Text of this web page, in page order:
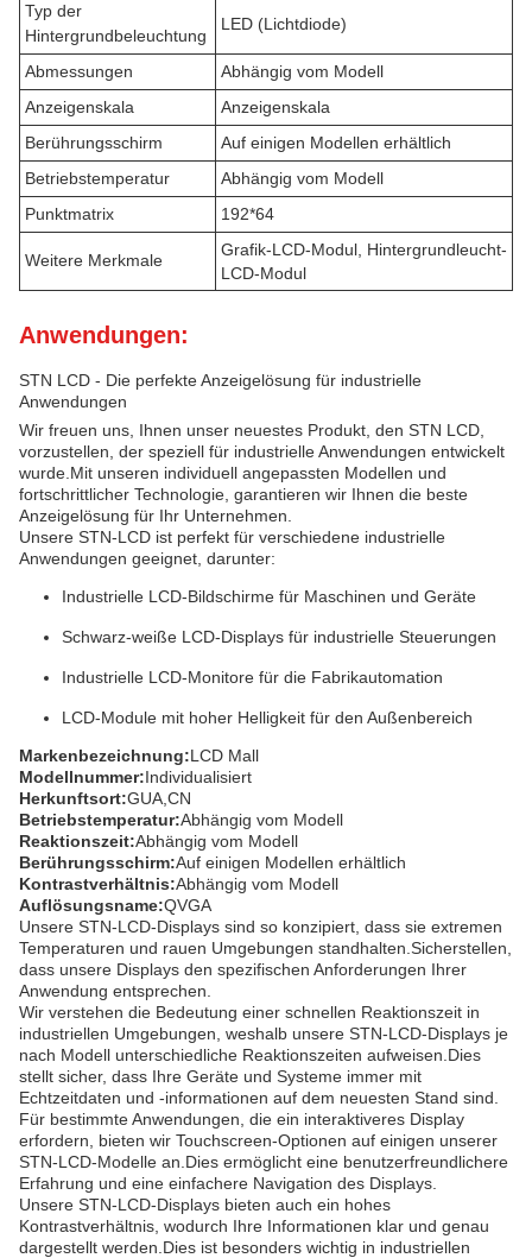
Typ der
Hintergrundbeleuchtung
LED (Lichtdiode)
Abmessungen
Abhängig vom Modell
Anzeigenskala
Anzeigenskala
Berührungsschirm
Auf einigen Modellen erhältlich
Betriebstemperatur
Abhängig vom Modell
Punktmatrix
192*64
Weitere Merkmale
Grafik-LCD-Modul, Hintergrundleucht-
LCD-Modul
Anwendungen:
STN LCD - Die perfekte Anzeigelösung für industrielle
Anwendungen
Wir freuen uns, Ihnen unser neuestes Produkt, den STN LCD,
vorzustellen, der speziell für industrielle Anwendungen entwickelt
wurde.Mit unseren individuell angepassten Modellen und
fortschrittlicher Technologie, garantieren wir Ihnen die beste
Anzeigelösung für Ihr Unternehmen.
Unsere STN-LCD ist perfekt für verschiedene industrielle
Anwendungen geeignet, darunter:
Industrielle LCD-Bildschirme für Maschinen und Geräte
Schwarz-weiße LCD-Displays für industrielle Steuerungen
Industrielle LCD-Monitore für die Fabrikautomation
LCD-Module mit hoher Helligkeit für den Außenbereich
Markenbezeichnung:LCD Mall
Modellnummer:Individualisiert
Herkunftsort:GUA,CN
Betriebstemperatur:Abhängig vom Modell
Reaktionszeit:Abhängig vom Modell
Berührungsschirm:Auf einigen Modellen erhältlich
Kontrastverhältnis:Abhängig vom Modell
Auflösungsname:QVGA
Unsere STN-LCD-Displays sind so konzipiert, dass sie extremen
Temperaturen und rauen Umgebungen standhalten.Sicherstellen,
dass unsere Displays den spezifischen Anforderungen Ihrer
Anwendung entsprechen.
Wir verstehen die Bedeutung einer schnellen Reaktionszeit in
industriellen Umgebungen, weshalb unsere STN-LCD-Displays je
nach Modell unterschiedliche Reaktionszeiten aufweisen.Dies
stellt sicher, dass Ihre Geräte und Systeme immer mit
Echtzeitdaten und -informationen auf dem neuesten Stand sind.
Für bestimmte Anwendungen, die ein interaktiveres Display
erfordern, bieten wir Touchscreen-Optionen auf einigen unserer
STN-LCD-Modelle an.Dies ermöglicht eine benutzerfreundlichere
Erfahrung und eine einfachere Navigation des Displays.
Unsere STN-LCD-Displays bieten auch ein hohes
Kontrastverhältnis, wodurch Ihre Informationen klar und genau
dargestellt werden.Dies ist besonders wichtig in industriellen